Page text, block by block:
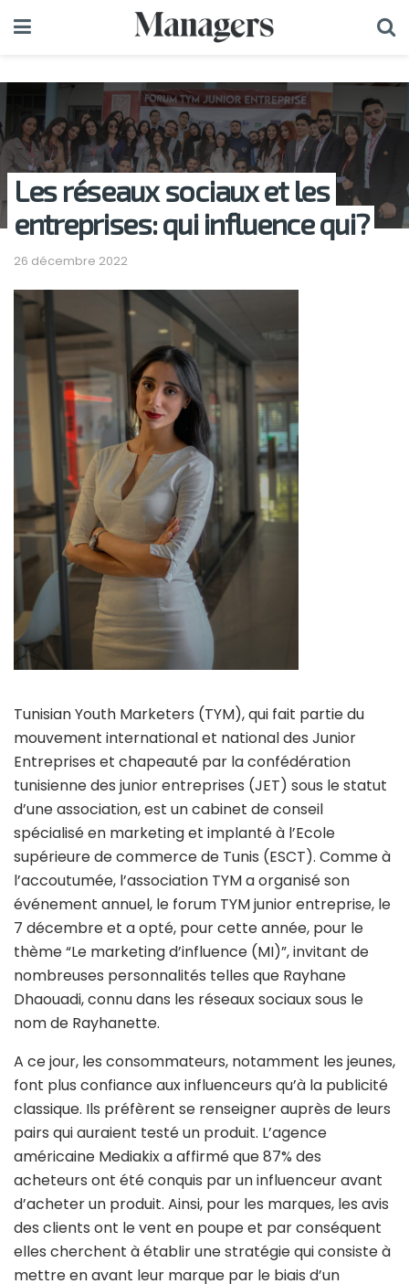
Les réseaux sociaux et les
entreprises: qui influence qui?
26 décembre 2022
Tunisian Youth Marketers (TYM), qui fait partie du
mouvement international et national des Junior
Entreprises et chapeauté par la confédération
tunisienne des junior entreprises (JET) sous le statut
d’une association, est un cabinet de conseil
spécialisé en marketing et implanté à l’Ecole
supérieure de commerce de Tunis (ESCT). Comme à
l’accoutumée, l’association TYM a organisé son
événement annuel, le forum TYM junior entreprise, le
7 décembre et a opté, pour cette année, pour le
thème “Le marketing d’influence (MI)”, invitant de
nombreuses personnalités telles que Rayhane
Dhaouadi, connu dans les réseaux sociaux sous le
nom de Rayhanette.
A ce jour, les consommateurs, notamment les jeunes,
font plus confiance aux influenceurs qu’à la publicité
classique. Ils préfèrent se renseigner auprès de leurs
pairs qui auraient testé un produit. L’agence
américaine Mediakix a affirmé que 87% des
acheteurs ont été conquis par un influenceur avant
d’acheter un produit. Ainsi, pour les marques, les avis
des clients ont le vent en poupe et par conséquent
elles cherchent à établir une stratégie qui consiste à
mettre en avant leur marque par le biais d’un